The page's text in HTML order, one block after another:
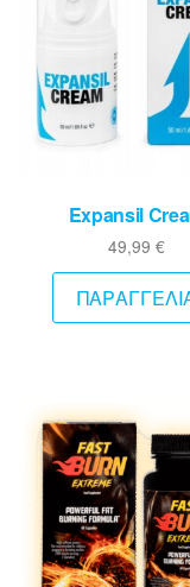
Expansil
49,99€